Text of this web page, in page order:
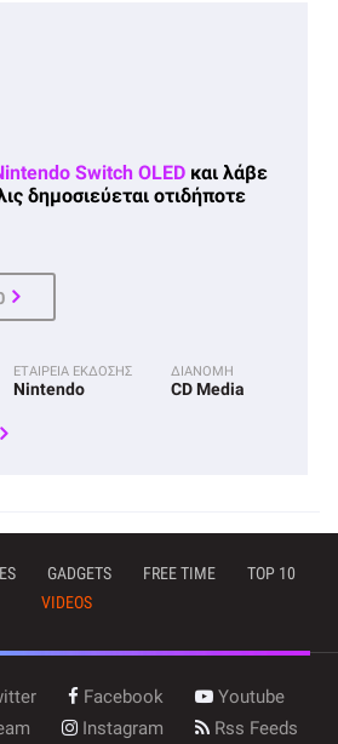
Switch OLED και λάβε
δημοσιεύεται οτιδήποτε
ΕΤΑΙΡΕΙΑ ΕΚΔΟΣΗΣ
Nintendo
ΔΙΑΝΟΜΗ
CD Media
GADGETS FREE TIME
TOP 10
VIDEOS
Facebook
Youtube
Instagram Rss Feeds